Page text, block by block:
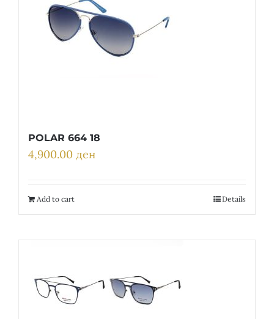
POLAR 664 18
4,900.00 ден
Add to cart Details